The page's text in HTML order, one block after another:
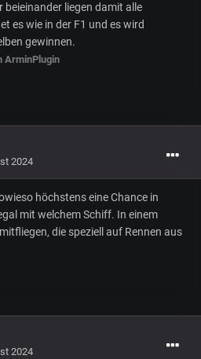
beieinander liegen damit alle
es wie in der F1 und es wird
gewinnen.
ArminPlugin
2024
höchstens eine Chance in
mit welchem Schiff. In einem
die speziell auf Rennen aus
2024